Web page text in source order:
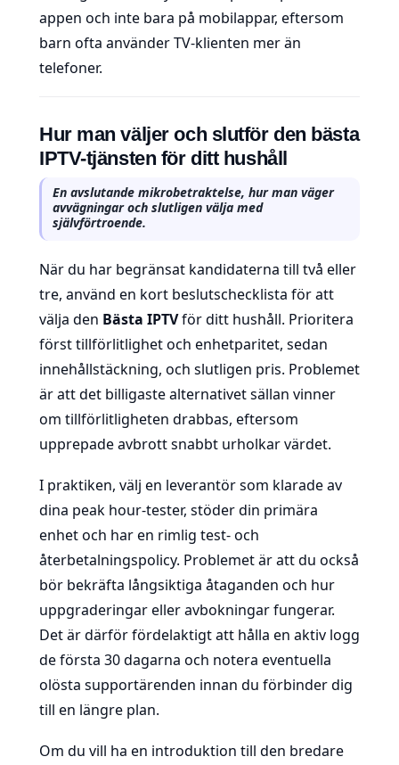
appen och inte bara på mobilappar, eftersom
barn ofta använder TV-klienten mer än
telefoner.
Hur man väljer och slutför den bästa
IPTV-tjänsten för ditt hushåll
En avslutande mikrobetraktelse, hur man väger
avvägningar och slutligen välja med
självförtroende.
När du har begränsat kandidaterna till två eller
tre, använd en kort beslutschecklista för att
välja den Bästa IPTVför ditt hushåll. Prioritera
först tillförlitlighet och enhetparitet, sedan
innehållstäckning, och slutligen pris. Problemet
är att det billigaste alternativet sällan vinner
om tillförlitligheten drabbas, eftersom
upprepade avbrott snabbt urholkar värdet.
I praktiken, välj en leverantör som klarade av
dina peak hour-tester, stöder din primära
enhet och har en rimlig test- och
återbetalningspolicy. Problemet är att du också
bör bekräfta långsiktiga åtaganden och hur
uppgraderingar eller avbokningar fungerar.
Det är därför fördelaktigt att hålla en aktiv logg
de första 30 dagarna och notera eventuella
olösta supportärenden innan du förbinder dig
till en längre plan.
Om du vill ha en introduktion till den bredare